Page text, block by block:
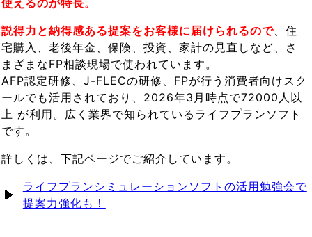
説得力と納得感ある提案をお客様に届けられるので 、住
宅購入、老後年金、保険、投資、家計の見直しなど、さ
まざまなFP相談現場で使われています。
AFP認定研修、J-FLECの研修、FPが行う消費者向けスク
ールでも活用されており、2026年3月時点で72000人以
上 が利用。広く業界で知られているライフプランソフト
です。
詳しくは、下記ページでご紹介しています。
ライフプランシミュレーションソフトの活用勉強会で
提案力強化も！